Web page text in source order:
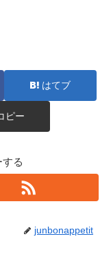
はてブ
ピー
る
junbonappetit